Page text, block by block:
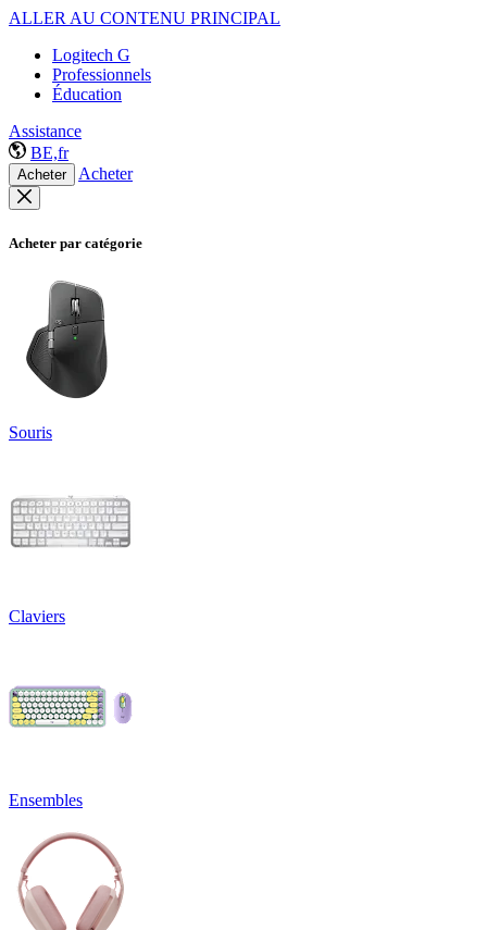
ALLER AU CONTENU PRINCIPAL
Logitech G
Professionnels
Éducation
Assistance
BE,fr
Acheter Acheter
Acheter par catégorie
Souris
Claviers
Ensembles